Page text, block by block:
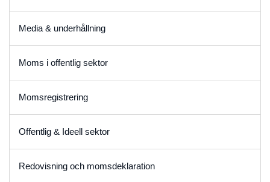
Media & underhållning
Moms i offentlig sektor
Momsregistrering
Offentlig & Ideell sektor
Redovisning och momsdeklaration